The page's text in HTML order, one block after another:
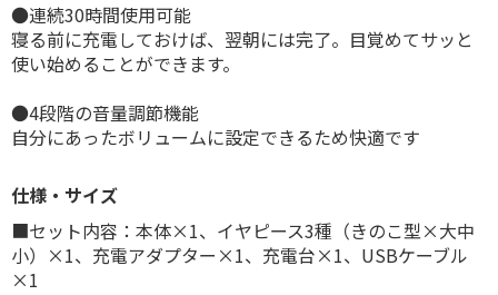
●連続30時間使用可能
寝る前に充電しておけば、翌朝には完了。目覚めてサッと
使い始めることができます。
●4段階の音量調節機能
自分にあったボリュームに設定できるため快適です
仕様・サイズ
■セット内容：本体×1、イヤピース3種（きのこ型×大中
小）×1、充電アダプター×1、充電台×1、USBケーブル
×1